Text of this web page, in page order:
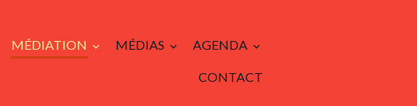
MÉDIATION MÉDIAS AGENDA
CONTACT